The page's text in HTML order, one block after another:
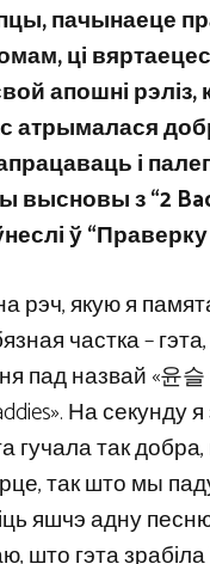
пачынаеце
ці
апошні рэліз,
атрымалася
і
высновы з “2
ў
рэч, якую я
частка –
пад назвай «윤슬
На секунду
гучала так добра,
так што мы
яшчэ адну
што гэта зрабіла